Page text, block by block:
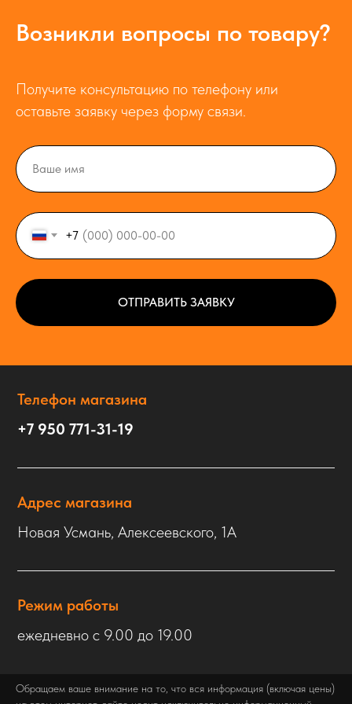
Возникли вопросы по товару?
Получите консультацию по телефону или
оставьте заявку через форму связи.
+7
ОТПРАВИТЬ ЗАЯВКУ
Телефон магазина
+7 950 771-31-19
Адрес магазина
Новая Усмань, Алексеевского, 1А
Режим работы
ежедневно с 9.00 до 19.00
Обращаем ваше внимание на то, что вся информация (включая цены)